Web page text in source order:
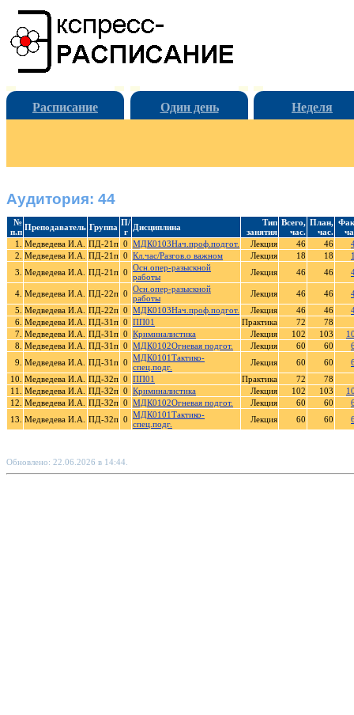
Расписание Один день Неделя
Аудитория: 44
№
п.п Преподаватель Группа П/
г
Дисциплина
Тип
занятия
Всего,
час.
План,
час.
1.
Медведева И.А. ПД-21п 0 МДК0103Нач.проф.подгот. Лекция 46 46
2. Медведева И.А. ПД-21п 0 Кл.час/Разгов.о важном Лекция 18 18
3. Медведева И.А. ПД-21п 0 Осн.опер-разыскной
работы
Лекция 46 46
4. Медведева И.А. ПД-22п 0 Осн.опер-разыскной
работы
Лекция 46 46
5. Медведева И.А. ПД-22п 0 МДК0103Нач.проф.подгот. Лекция 46 46
6. Медведева И.А. ПД-31п 0 ПП01 Практика 72
78
7. Медведева И.А. ПД-31п 0 Криминалистика Лекция 102 103
8. Медведева И.А. ПД-31п 0 МДК0102Огневая подгот. Лекция 60 60
9. Медведева И.А. ПД-31п 0 МДК0101Тактико-
спец.подг.
Лекция 60 60
10. Медведева И.А. ПД-32п 0 ПП01 Практика 72
78
11.
Медведева И.А. ПД-32п 0 Криминалистика Лекция 102 103
12. Медведева И.А. ПД-32п 0 МДК0102Огневая подгот. Лекция 60 60
13. Медведева И.А. ПД-32п 0 МДК0101Тактико-
спец.подг.
Лекция 60 60
Обновлено: 22.06.2026 в 14:44.